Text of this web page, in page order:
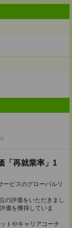
「再就業率」1
ビスのグローバルリ
の評価をいただきまし
価を獲得していま
トやキャリアコーチ